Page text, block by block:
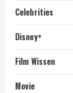
Celebrities
Disney+
Film Wissen
Movie